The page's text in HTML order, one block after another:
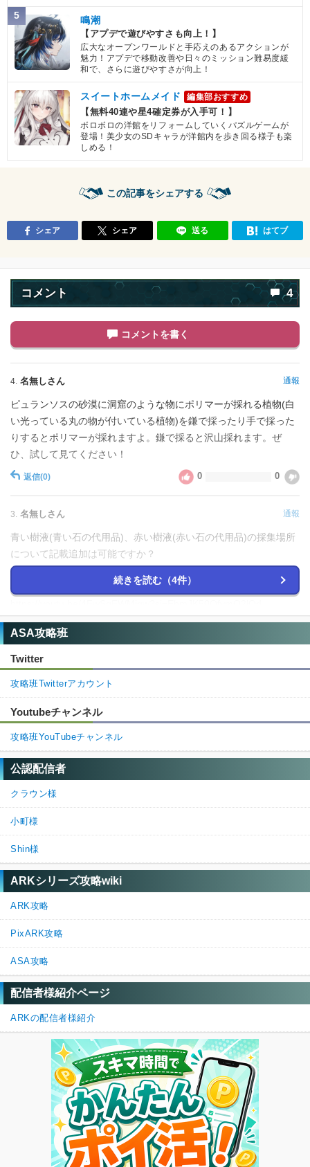
5 鳴潮
【アプデで遊びやすさも向上！】
広大なオープンワールドと手応えのあるアクションが
魅力！アプデで移動改善や日々のミッション難易度緩
和で、さらに遊びやすさが向上！
スイートホームメイド 編集部おすすめ
【無料40連や星4確定券が入手可！】
ボロボロの洋館をリフォームしていくパズルゲームが
登場！美少女のSDキャラが洋館内を歩き回る様子も楽
しめる！
この記事をシェアする
シェア シェア 送る はてブ
コメント 4
コメントを書く
4. 名無しさん 通報
ピュランソスの砂漠に洞窟のような物にポリマーが採れる植物(白
い光っている丸の物が付いている植物)を鎌で採ったり手で採った
りするとポリマーが採れますよ。鎌で採ると沢山採れます。ぜ
ひ、試して見てください！
返信(0) 0 0
3. 名無しさん 通報
青い樹液(青い石の代用品)、赤い樹液(赤い石の代用品)の採集場所
について記載追加は可能ですか？
テーロキスに生えている木から掘れるとのことです。
(0) 0 0
1. 名無しさん
アストレオスで原油ポンプ作れないんですけどどうしたらいいん
返信(1) 0 0
2. ARK攻略班＠神ゲー攻略 通報
>>1
コメントありがとうございます。
先々週のアップデートの影響で、デフォルトで入っていた
ていなければマップが導入されていないことになっていま
す。（アプデ後勝手に抜かれてる）
そのため、手動でスコチマップDLCをインストールして頂
ければ原油ポンプのエングラムが解放されると思います。
もし解決しなかったら再度ご連絡頂けると幸いです。（上
記は推測なので、違う可能性があります）
今後も神ゲー攻略をよろしくお願いいたします。
続きを読む（4件）
ASA攻略班
Twitter
攻略班Twitterアカウント
Youtubeチャンネル
攻略班YouTubeチャンネル
公認配信者
クラウン様
小町様
Shin様
ARKシリーズ攻略wiki
ARK攻略
PixARK攻略
ASA攻略
配信者様紹介ページ
ARKの配信者様紹介